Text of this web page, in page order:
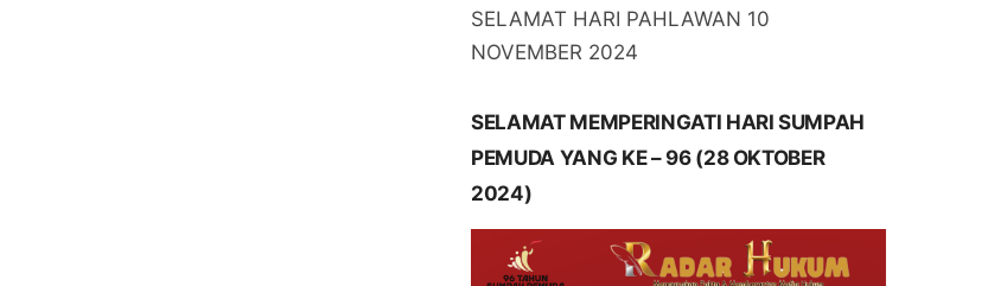
SELAMAT HARI PAHLAWAN 10
NOVEMBER 2024
SELAMAT MEMPERINGATI HARI SUMPAH
PEMUDA YANG KE – 96 (28 OKTOBER
2024)